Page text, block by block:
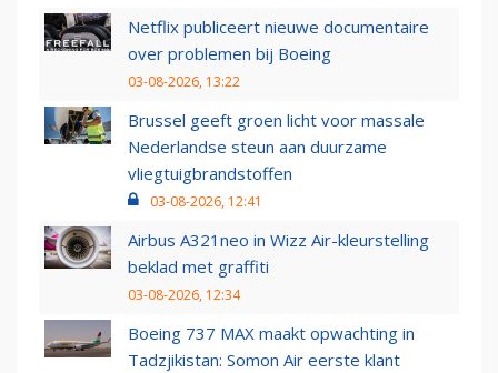
Netflix publiceert nieuwe documentaire
over problemen bij Boeing
03-08-2026, 13:22
Brussel geeft groen licht voor massale
Nederlandse steun aan duurzame
vliegtuigbrandstoffen
03-08-2026, 12:41
Airbus A321neo in Wizz Air-kleurstelling
beklad met graffiti
03-08-2026, 12:34
Boeing 737 MAX maakt opwachting in
Tadzjikistan: Somon Air eerste klant